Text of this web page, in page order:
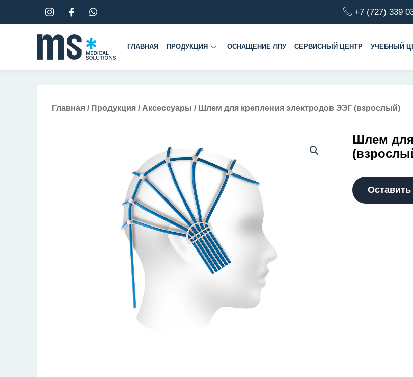
к
содержимому
+7 (727) 339
ГЛАВНАЯ ПРОДУКЦИЯ ОСНАЩЕНИЕ ЛПУ СЕРВИСНЫЙ ЦЕНТР УЧЕБНЫЙ
Главная / Продукция / Аксессуары / Шлем для крепления электродов ЭЭГ (взрослый)
Шлем для
Оставить